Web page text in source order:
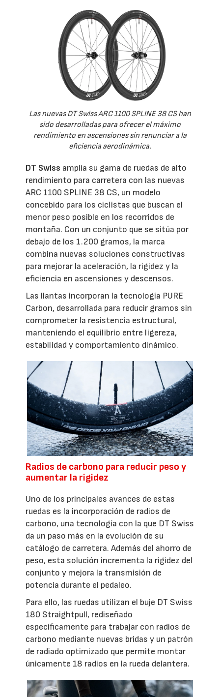
Las nuevas DT Swiss ARC 1100 SPLINE 38 CS han
sido desarrolladas para ofrecer el máximo
rendimiento en ascensiones sin renunciar a la
eficiencia aerodinámica.
DT Swiss amplía su gama de ruedas de alto
rendimiento para carretera con las nuevas
ARC 1100 SPLINE 38 CS, un modelo
concebido para los ciclistas que buscan el
menor peso posible en los recorridos de
montaña. Con un conjunto que se sitúa por
debajo de los 1.200 gramos, la marca
combina nuevas soluciones constructivas
para mejorar la aceleración, la rigidez y la
eficiencia en ascensiones y descensos.
Las llantas incorporan la tecnología PURE
Carbon, desarrollada para reducir gramos sin
comprometer la resistencia estructural,
manteniendo el equilibrio entre ligereza,
estabilidad y comportamiento dinámico.
Radios de carbono para reducir peso y
aumentar la rigidez
Uno de los principales avances de estas
ruedas es la incorporación de radios de
carbono, una tecnología con la que DT Swiss
da un paso más en la evolución de su
catálogo de carretera. Además del ahorro de
peso, esta solución incrementa la rigidez del
conjunto y mejora la transmisión de
potencia durante el pedaleo.
Para ello, las ruedas utilizan el buje DT Swiss
180 Straightpull, rediseñado
específicamente para trabajar con radios de
carbono mediante nuevas bridas y un patrón
de radiado optimizado que permite montar
únicamente 18 radios en la rueda delantera.